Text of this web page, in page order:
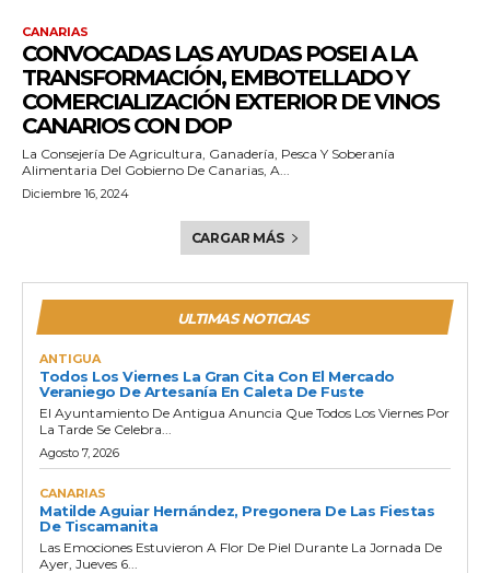
CANARIAS
CONVOCADAS LAS AYUDAS POSEI A LA
TRANSFORMACIÓN, EMBOTELLADO Y
COMERCIALIZACIÓN EXTERIOR DE VINOS
CANARIOS CON DOP
La Consejería De Agricultura, Ganadería, Pesca Y Soberanía
Alimentaria Del Gobierno De Canarias, A...
Diciembre 16, 2024
CARGAR MÁS
ULTIMAS NOTICIAS
ANTIGUA
Todos Los Viernes La Gran Cita Con El Mercado
Veraniego De Artesanía En Caleta De Fuste
El Ayuntamiento De Antigua Anuncia Que Todos Los Viernes Por
La Tarde Se Celebra...
Agosto 7, 2026
CANARIAS
Matilde Aguiar Hernández, Pregonera De Las Fiestas
De Tiscamanita
Las Emociones Estuvieron A Flor De Piel Durante La Jornada De
Ayer, Jueves 6...